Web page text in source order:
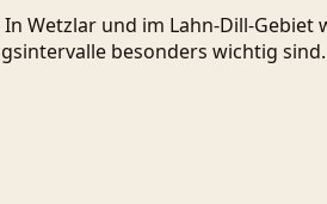
Wetzlar und im Lahn-Dill-
besonders wichtig sind.